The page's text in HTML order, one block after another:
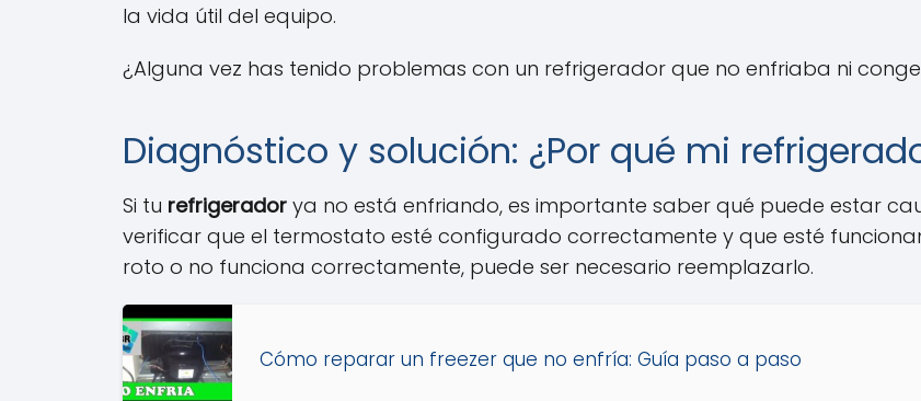
la vida útil del equipo.
¿Alguna vez has tenido problemas con un refrigerador que no enfriaba ni
Diagnóstico y solución: ¿Por qué mi
Si tu refrigerador ya no está enfriando, es importante saber qué puede estar
verificar que el termostato esté configurado correctamente y que esté
roto o no funciona correctamente, puede ser necesario reemplazarlo.
Cómo reparar un freezer que no enfría: Guía paso a paso